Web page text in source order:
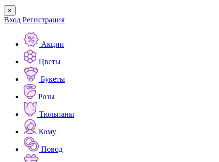
×
Вход Регистрация
Акции
Цветы
Букеты
Розы
Тюльпаны
Кому
Повод